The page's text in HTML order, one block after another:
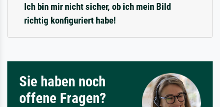
Ich bin mir nicht sicher, ob ich mein Bild
richtig konfiguriert habe!
Sie haben noch
offene Fragen?